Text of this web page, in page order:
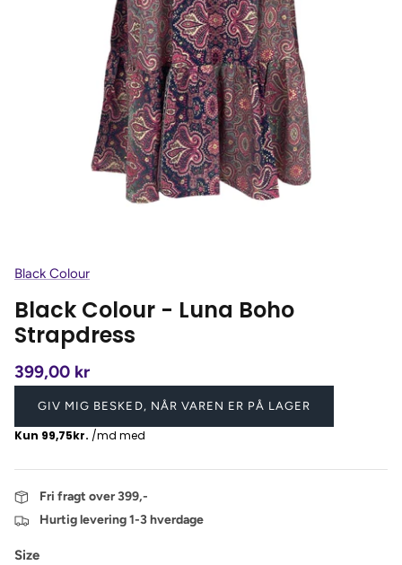
Black Colour
Black Colour - Luna Boho
Strapdress
399,00 kr
GIV MIG BESKED, NÅR VAREN ER PÅ LAGER
Fri fragt over 399,-
Hurtig levering 1-3 hverdage
Size